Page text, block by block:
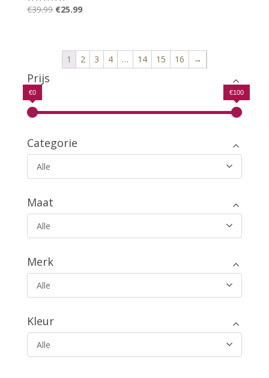
Gewaardeerd
5.00
€39.99 Oorspronkelijke
€39.99.
€25.99Huidige
€25.99.
1 2 3 4 … 14 15 16 →
Prijs
€0 €100
Categorie
Alle
Maat
Alle
Merk
Alle
Kleur
Alle